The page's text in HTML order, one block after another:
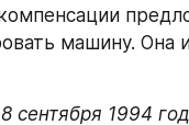
машину. Она
сентября 1994